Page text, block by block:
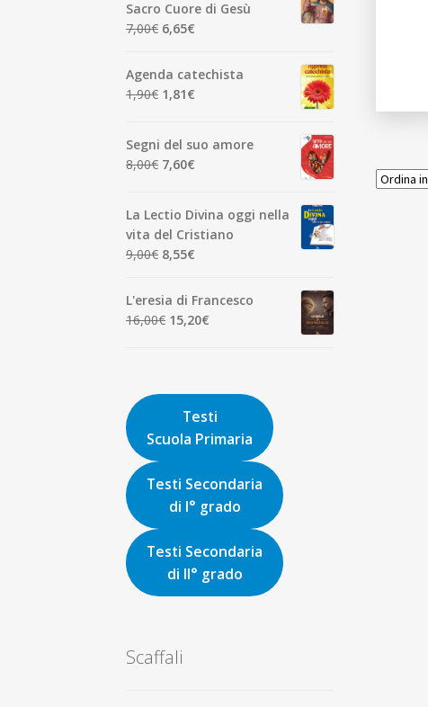
7,00€.
Sacro Cuore di Gesù
7,00€ Il
originale
era:
7,00€.
6,65€
attuale
Agenda catechista
1,90€ Il
era:
1,90€.
1,81€
è:
Segni del suo amore
8,00€ Il
era:
8,00€.
7,60€
è:
7,60€.
La Lectio Divina oggi nella
vita del Cristiano
9,00€ Il
originale
era:
9,00€.
8,55€
attuale
è:
L'eresia di Francesco
16,00€ Il
16,00€.
15,20€
15,20€.
Testi
Scuola Primaria
Testi Secondaria
di I° grado
Testi Secondaria
di II° grado
Scaffali